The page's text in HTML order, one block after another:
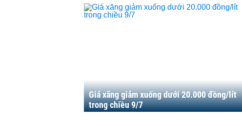
Giá xăng giảm xuống dưới 20.000 đồng/lít
trong chiều 9/7